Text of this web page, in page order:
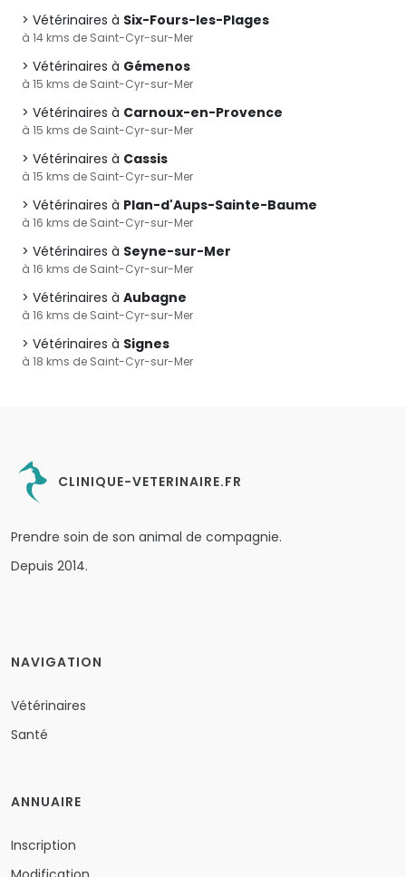
Vétérinaires à Six-Fours-les-Plages
à 14 kms de Saint-Cyr-sur-Mer
Vétérinaires à Gémenos
à 15 kms de Saint-Cyr-sur-Mer
Vétérinaires à Carnoux-en-Provence
à 15 kms de Saint-Cyr-sur-Mer
Vétérinaires à Cassis
à 15 kms de Saint-Cyr-sur-Mer
Vétérinaires à Plan-d'Aups-Sainte-Baume
à 16 kms de Saint-Cyr-sur-Mer
Vétérinaires à Seyne-sur-Mer
à 16 kms de Saint-Cyr-sur-Mer
Vétérinaires à Aubagne
à 16 kms de Saint-Cyr-sur-Mer
Vétérinaires à Signes
à 18 kms de Saint-Cyr-sur-Mer
CLINIQUE-VETERINAIRE.FR
Prendre soin de son animal de compagnie.
Depuis 2014.
NAVIGATION
Vétérinaires
Santé
ANNUAIRE
Inscription